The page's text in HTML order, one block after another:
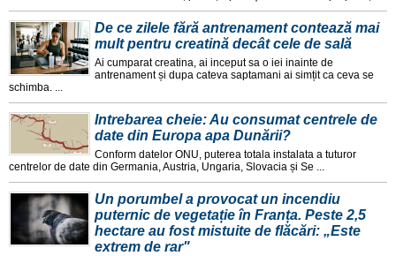
De ce zilele fără antrenament contează mai
mult pentru creatină decât cele de sală
Ai cumparat creatina, ai inceput sa o iei inainte de
antrenament și dupa cateva saptamani ai simțit ca ceva se
schimba. ...
Intrebarea cheie: Au consumat centrele de
date din Europa apa Dunării?
Conform datelor ONU, puterea totala instalata a tuturor
centrelor de date din Germania, Austria, Ungaria, Slovacia și Se ...
Un porumbel a provocat un incendiu
puternic de vegetație în Franța. Peste 2,5
hectare au fost mistuite de flăcări: „Este
extrem de rar"